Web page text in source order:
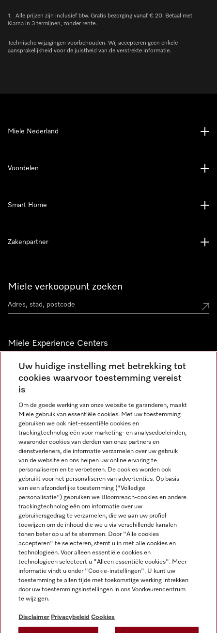
1.
Alle prijzen zijn inclusief btw. Gratis bezorging vanaf € 20. Betaal met
Klarna in 3 termijnen, zonder rente.
Technische wijzigingen voorbehouden. Wij accepteren geen enkele
aansprakelijkheid voor de juistheid van de verstrekte informatie.
Miele verkooppunt zoeken
Miele Experience Centers
Vind jouw Miele Experience Center
Nieuwsbrief
Miele Nederland
Voordelen
Smart Home
Zakenpartner
Disclaimer
Algemene voorwaarden en informatie
Privacybeleid
Gebruiksvoorwaarden
Toegankelijkheidsverklaring
Digital Services Act
Miele op Instagram
Miele op Facebook
Miele op Youtube
Uw huidige instelling met betrekking tot
cookies waarvoor toestemming vereist
is
Om de goede werking van onze website te garanderen, maakt
Miele gebruik van essentiële cookies. Met uw toestemming
gebruiken we ook niet-essentiële cookies en
trackingtechnologieën voor marketing- en analysedoeleinden,
waaronder cookies van derden van onze partners en
dienstverleners, die informatie verzamelen over uw gebruik
van de website en ons helpen uw online ervaring te
personaliseren en te verbeteren. De cookies worden ook
gebruikt voor het personaliseren van advertenties. Op basis
van een afzonderlijke toestemming ("Volledige
personalisatie") gebruiken we Bloomreach-cookies en andere
trackingtechnologieën om informatie over uw
gebruikersgedrag te verzamelen, die we aan uw profiel
toewijzen om de inhoud die we u via verschillende kanalen
tonen beter op u af te stemmen. Door "Alle cookies
accepteren" te selecteren, stemt u in met alle cookies en
technologieën. Voor alleen essentiële cookies en
technologieën selecteert u "Alleen essentiële cookies". Meer
informatie vindt u onder "Cookie-instellingen". U kunt uw
toestemming te allen tijde met toekomstige werking intrekken
door uw toestemmingsinstellingen in ons Voorkeurencentrum
te wijzigen.
Disclaimer Privacybeleid Cookies